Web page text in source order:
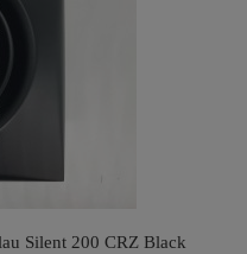
Silent 200 CRZ Black